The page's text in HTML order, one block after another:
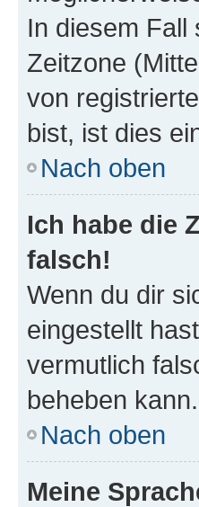
In diesem Fall
Zeitzone
von
bist, ist dies
Nach oben
Ich habe die
falsch!
Wenn du dir
eingestellt
vermutlich
beheben kann.
Nach oben
Meine